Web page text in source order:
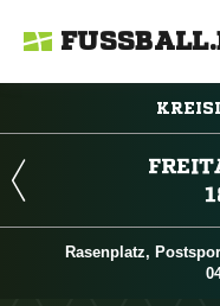
Rasenplatz,